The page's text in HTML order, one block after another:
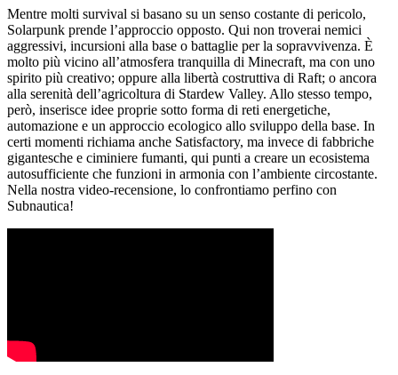
Mentre molti survival si basano su un senso costante di pericolo,
Solarpunk prende l’approccio opposto. Qui non troverai nemici
aggressivi, incursioni alla base o battaglie per la sopravvivenza. È
molto più vicino all’atmosfera tranquilla di Minecraft, ma con uno
spirito più creativo; oppure alla libertà costruttiva di Raft; o ancora
alla serenità dell’agricoltura di Stardew Valley. Allo stesso tempo,
però, inserisce idee proprie sotto forma di reti energetiche,
automazione e un approccio ecologico allo sviluppo della base. In
certi momenti richiama anche Satisfactory, ma invece di fabbriche
gigantesche e ciminiere fumanti, qui punti a creare un ecosistema
autosufficiente che funzioni in armonia con l’ambiente circostante.
Nella nostra video-recensione, lo confrontiamo perfino con
Subnautica!